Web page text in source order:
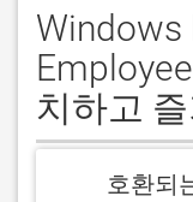
Windows
치하고
호환되